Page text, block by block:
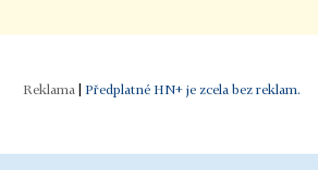
Předplatné HN+ je zcela bez reklam.